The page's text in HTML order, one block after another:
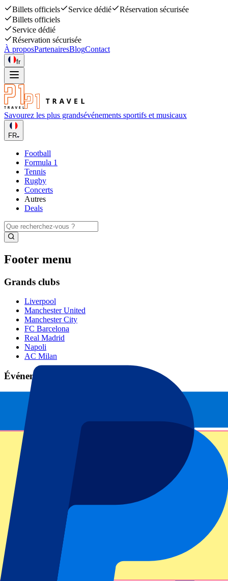
Billets officiels Service dédié
Réservation sécurisée
Billets officiels
Service dédié
Réservation sécurisée
À proposPartenairesBlogContact
fr
Savourez les plus grandsévénements sportifs et musicaux
FR
Football
Formula 1
Tennis
Rugby
Concerts
Autres
Deals
Footer menu
Grands clubs
Liverpool
Manchester United
Manchester City
FC Barcelona
Real Madrid
Napoli
AC Milan
Événements populaires
GP Espagne
GP Pays Bas
GP Italie
GP Singapour
Tous les sports
Championnats de football
Ligue des Champions
Premier League